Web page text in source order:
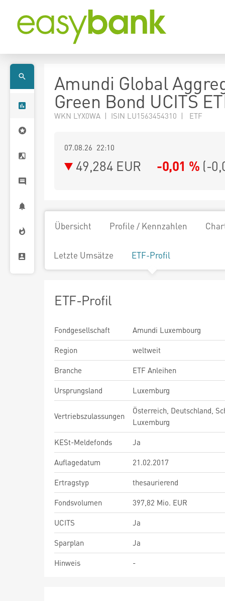
Amundi Global
Green Bond UCITS
WKN LYX0WA | ISIN LU1563454310 | ETF
07.08.26 22:10
49,284 EUR -0,01 % (-
Übersicht Profile / Kennzahlen
Letzte Umsätze ETF-Profil
ETF-Profil
Fondgesellschaft
Amundi Luxembourg
Region
weltweit
Branche
ETF Anleihen
Ursprungsland
Luxemburg
Vertriebszulassungen
Österreich, Deutschland,
Luxemburg
KESt-Meldefonds
Ja
Auflagedatum
21.02.2017
Ertragstyp
thesaurierend
Fondsvolumen
397,82 Mio. EUR
UCITS
Ja
Sparplan
Ja
Hinweis
-